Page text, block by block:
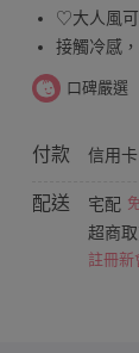
♡大人風
接觸冷感
口碑嚴選
付款 信用
配送 宅配
超商
註冊新